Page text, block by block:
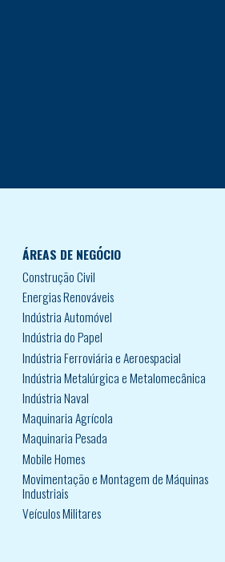
ÁREAS DE NEGÓCIO
Construção Civil
Energias Renováveis
Indústria Automóvel
Indústria do Papel
Indústria Ferroviária e Aeroespacial
Indústria Metalúrgica e Metalomecânica
Indústria Naval
Maquinaria Agrícola
Maquinaria Pesada
Mobile Homes
Movimentação e Montagem de Máquinas
Industriais
Veículos Militares